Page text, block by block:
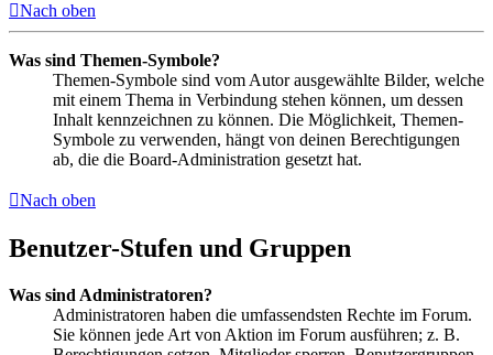
Nach oben
Was sind Themen-Symbole?
Themen-Symbole sind vom Autor ausgewählte Bilder, welche
mit einem Thema in Verbindung stehen können, um dessen
Inhalt kennzeichnen zu können. Die Möglichkeit, Themen-
Symbole zu verwenden, hängt von deinen Berechtigungen
ab, die die Board-Administration gesetzt hat.
Nach oben
Benutzer-Stufen und Gruppen
Was sind Administratoren?
Administratoren haben die umfassendsten Rechte im Forum.
Sie können jede Art von Aktion im Forum ausführen; z. B.